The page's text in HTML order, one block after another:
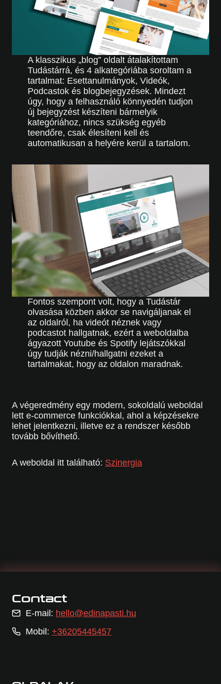
A klasszikus „blog” oldalt átalakítottam
Tudástárrá, és 4 alkategóriába soroltam a
tartalmat: Esettanulmányok, Videók,
Podcastok és blogbejegyzések. Mindezt
úgy, hogy a felhasználó könnyedén tudjon
új bejegyzést készíteni bármelyik
kategóriához, nincs szükség egyéb
teendőre, csak élesíteni kell és
automatikusan a helyére kerül a tartalom.
Fontos szempont volt, hogy a Tudástár
olvasása közben akkor se navigáljanak el
az oldalról, ha videót néznek vagy
podcastot hallgatnak, ezért a weboldalba
ágyazott Youtube és Spotify lejátszókkal
úgy tudják nézni/hallgatni ezeket a
tartalmakat, hogy az oldalon maradnak.
A végeredmény egy modern, sokoldalú weboldal
lett e-commerce funkciókkal, ahol a képzésekre
lehet jelentkezni, illetve ez a rendszer később
tovább bővíthető.
A weboldal itt található: Szinergia
Contact
E-mail: hello@edinapasti.hu
Mobil: +36205445457